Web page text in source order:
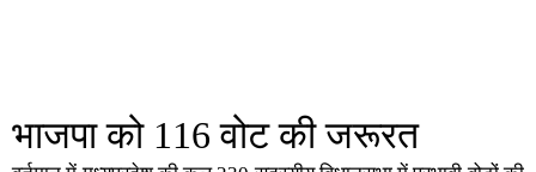
भाजपा को 116 वोट की जरूरत